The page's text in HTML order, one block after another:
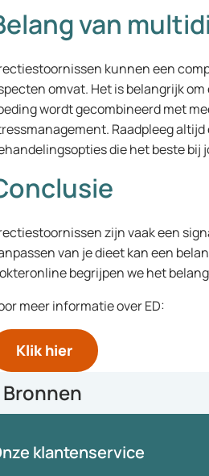
van
kunnen een
omvat. Het is belangrijk
wordt gecombineerd met
Raadpleeg
die het beste bij
zijn vaak een
van je dieet kan een
begrijpen we het
meer informatie over ED:
Klik hier
Bronnen
(informahealthcare.com)
klantenservice